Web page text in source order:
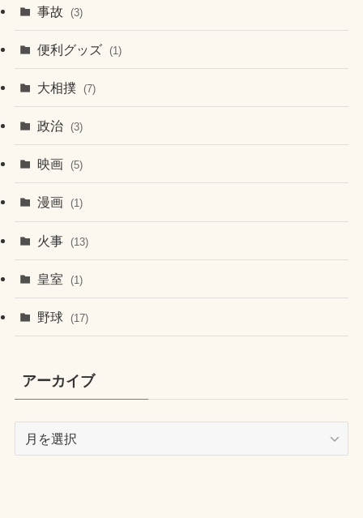
事故 (3)
便利グッズ (1)
大相撲 (7)
政治 (3)
映画 (5)
漫画 (1)
火事 (13)
皇室 (1)
野球 (17)
アーカイブ